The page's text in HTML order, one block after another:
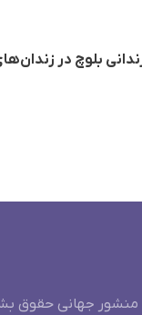
بلوچ در
جهانی حقوق